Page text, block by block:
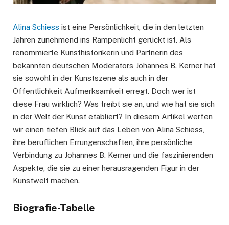
Alina Schiess ist eine Persönlichkeit, die in den letzten
Jahren zunehmend ins Rampenlicht gerückt ist. Als
renommierte Kunsthistorikerin und Partnerin des
bekannten deutschen Moderators Johannes B. Kerner hat
sie sowohl in der Kunstszene als auch in der
Öffentlichkeit Aufmerksamkeit erregt. Doch wer ist
diese Frau wirklich? Was treibt sie an, und wie hat sie sich
in der Welt der Kunst etabliert? In diesem Artikel werfen
wir einen tiefen Blick auf das Leben von Alina Schiess,
ihre beruflichen Errungenschaften, ihre persönliche
Verbindung zu Johannes B. Kerner und die faszinierenden
Aspekte, die sie zu einer herausragenden Figur in der
Kunstwelt machen.
Biografie-Tabelle